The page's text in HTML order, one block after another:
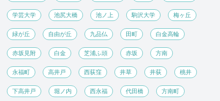
学芸大学 池尻大橋 池ノ上 駒沢大学 梅ヶ丘
緑が丘 自由が丘 九品仏 田町 白金高輪
赤坂見附 白金 芝浦ふ頭 赤坂 方南
永福町 高井戸 西荻窪 井草 井荻 桃井
下高井戸 堀ノ内 西永福 代田橋 方南町